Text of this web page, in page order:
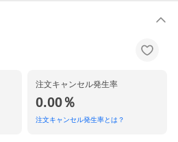
注文キャンセル発生率
0.00％
注文キャンセル発生率とは？